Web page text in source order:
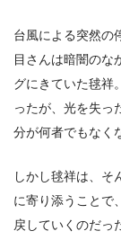
台風による突然の
目さんは暗闇のな
グにきていた毬祥
ったが、光を失っ
分が何者でもなく
しかし毬祥は、そ
に寄り添うことで
戻していくのだっ